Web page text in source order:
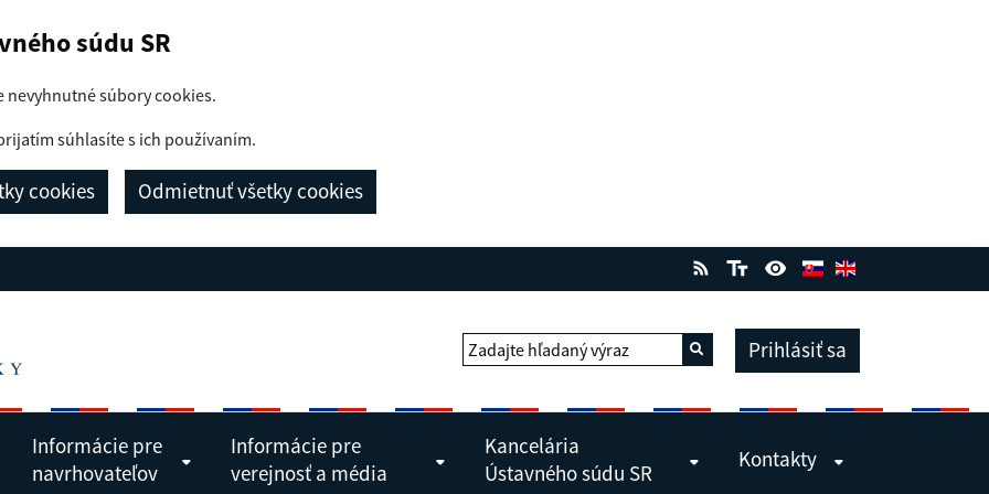
súdu SR
nevyhnutné súbory cookies.
súhlasíte s ich používaním.
cookies Odmietnuť všetky cookies
Zadajte hľadaný výraz Vyhľadať Prihlásiť sa
Informácie pre
navrhovateľov
Informácie pre
verejnosť a média
Kancelária
Ústavného súdu SR
Kontakty